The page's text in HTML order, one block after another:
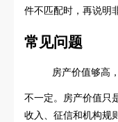
件不匹配时，再说明
常见问题
房产价值够高
不一定。房产价值只
收入、征信和机构规则